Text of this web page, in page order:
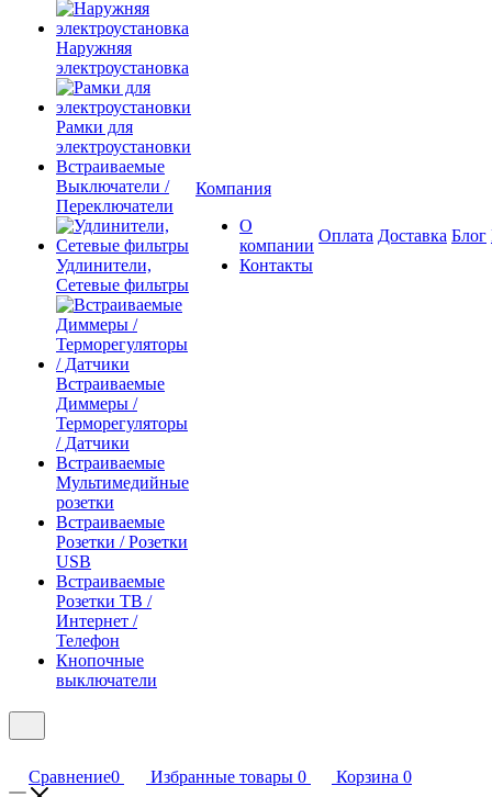
Наружняя
электроустановка
Рамки для
электроустановки
Встраиваемые
Выключатели /
Переключатели
Удлинители,
Сетевые фильтры
Встраиваемые
Диммеры /
Терморегуляторы
/ Датчики
Встраиваемые
Мультимедийные
розетки
Встраиваемые
Розетки / Розетки
USB
Встраиваемые
Розетки ТВ /
Интернет /
Телефон
Кнопочные
выключатели
Компания
О
компании
Контакты
Оплата Доставка Блог
Сравнение0 Избранные товары 0 Корзина 0